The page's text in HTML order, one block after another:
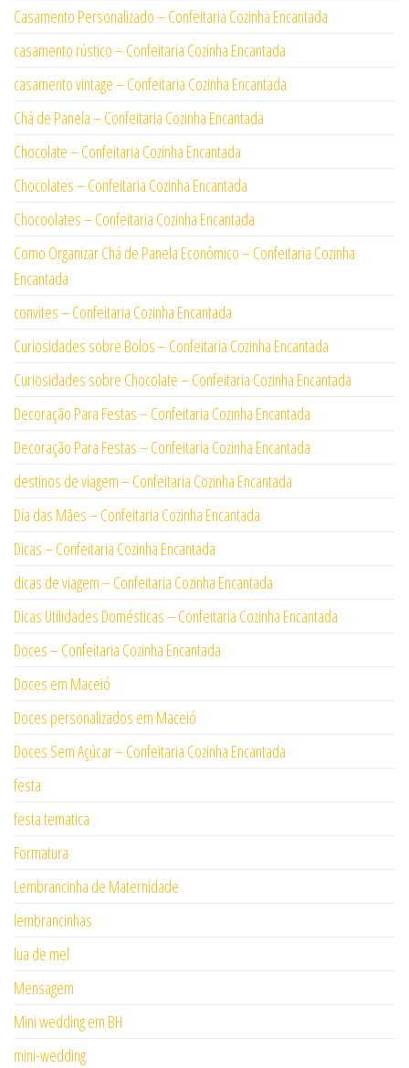
Casamento Personalizado – Confeitaria Cozinha Encantada
casamento rústico – Confeitaria Cozinha Encantada
casamento vintage – Confeitaria Cozinha Encantada
Chá de Panela – Confeitaria Cozinha Encantada
Chocolate – Confeitaria Cozinha Encantada
Chocolates – Confeitaria Cozinha Encantada
Chocoolates – Confeitaria Cozinha Encantada
Como Organizar Chá de Panela Econômico – Confeitaria Cozinha
Encantada
convites – Confeitaria Cozinha Encantada
Curiosidades sobre Bolos – Confeitaria Cozinha Encantada
Curiosidades sobre Chocolate – Confeitaria Cozinha Encantada
Decoração Para Festas – Confeitaria Cozinha Encantada
Decoração Para Festas – Confeitaria Cozinha Encantada
destinos de viagem – Confeitaria Cozinha Encantada
Dia das Mães – Confeitaria Cozinha Encantada
Dicas – Confeitaria Cozinha Encantada
dicas de viagem – Confeitaria Cozinha Encantada
Dicas Utilidades Domésticas – Confeitaria Cozinha Encantada
Doces – Confeitaria Cozinha Encantada
Doces em Maceió
Doces personalizados em Maceió
Doces Sem Açúcar – Confeitaria Cozinha Encantada
festa
festa tematica
Formatura
Lembrancinha de Maternidade
lembrancinhas
lua de mel
Mensagem
Mini wedding em BH
mini-wedding